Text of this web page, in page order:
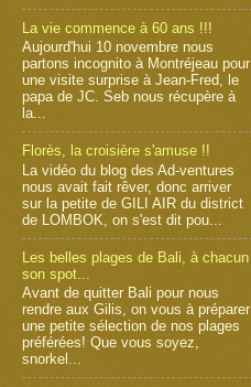
La vie commence à 60 ans !!!
Aujourd'hui 10 novembre nous
partons incognito à Montréjeau pour
une visite surprise à Jean-Fred, le
papa de JC. Seb nous récupère à
la...
Florès, la croisière s'amuse !!
La vidéo du blog des Ad-ventures
nous avait fait rêver, donc arriver
sur la petite de GILI AIR du district
de LOMBOK, on s'est dit pou...
Les belles plages de Bali, à chacun
son spot...
Avant de quitter Bali pour nous
rendre aux Gilis, on vous à préparer
une petite sélection de nos plages
préférées! Que vous soyez,
snorkel...